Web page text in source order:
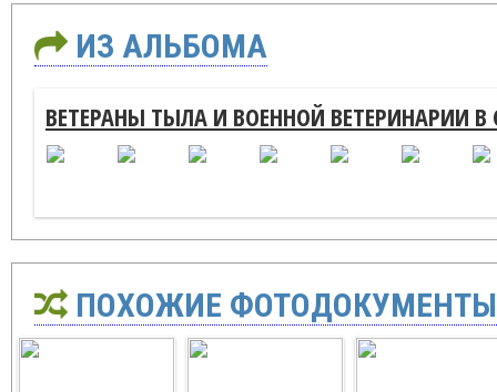
ИЗ АЛЬБОМА
ВЕТЕРАНЫ ТЫЛА И ВОЕННОЙ ВЕТЕРИНАРИИ
ПОХОЖИЕ ФОТОДОКУМЕНТЫ